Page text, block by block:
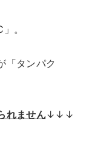
。
「タンパク
れません↓↓↓